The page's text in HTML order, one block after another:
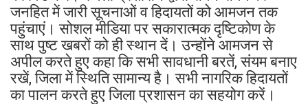
जनहित में जारी सूचनाओं व हिदायतों को आमजन तक
पहुंचाएं। सोशल मीडिया पर सकारात्मक दृष्टिकोण के
साथ पुष्ट खबरों को ही स्थान दें। उन्होंने आमजन से
अपील करते हुए कहा कि सभी सावधानी बरतें, संयम बनाए
रखें, जिला में स्थिति सामान्य है। सभी नागरिक हिदायतों
का पालन करते हुए जिला प्रशासन का सहयोग करें।